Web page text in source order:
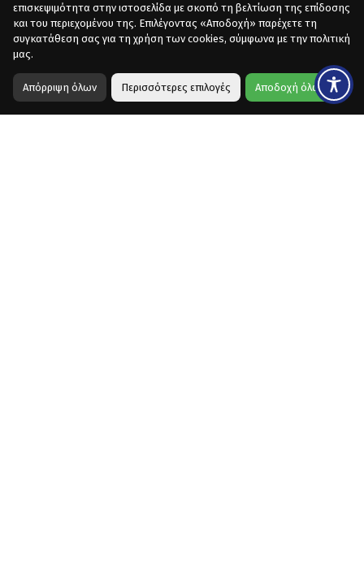
επισκεψιμότητα στην ιστοσελίδα με σκοπό τη βελτίωση της επίδοσης
και του περιεχομένου της. Επιλέγοντας «Αποδοχή» παρέχετε τη
συγκατάθεση σας για τη χρήση των cookies, σύμφωνα με την πολιτική
μας.
Απόρριψη όλων Περισσότερες επιλογές Αποδοχή όλων